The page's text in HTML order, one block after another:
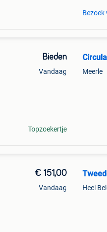
Bezoek
Bieden
Vandaag
Topzoekertje
Meerle
€ 151,00
Vandaag Heel